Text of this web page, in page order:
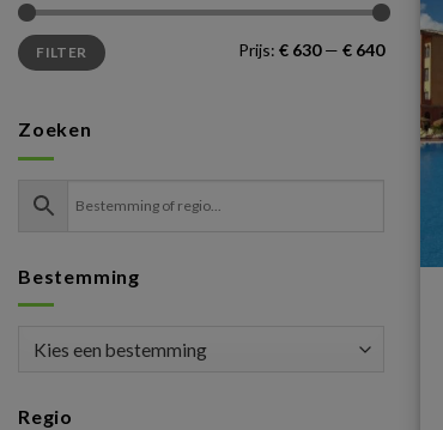
Min.
prijs
Max.
prijsFILTER Prijs: € 630— € 640
Zoeken
Bestemming
Regio